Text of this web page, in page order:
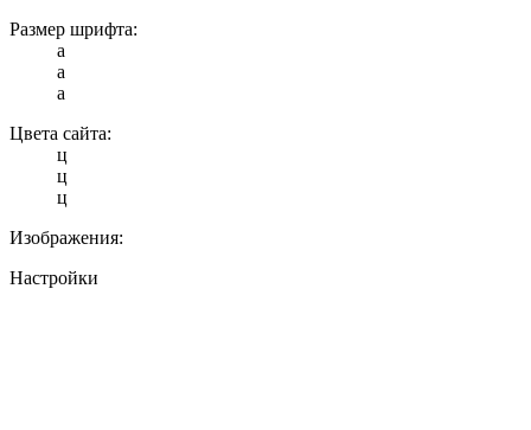
Размер шрифта:
a
a
a
Цвета сайта:
ц
ц
ц
Изображения:
Настройки